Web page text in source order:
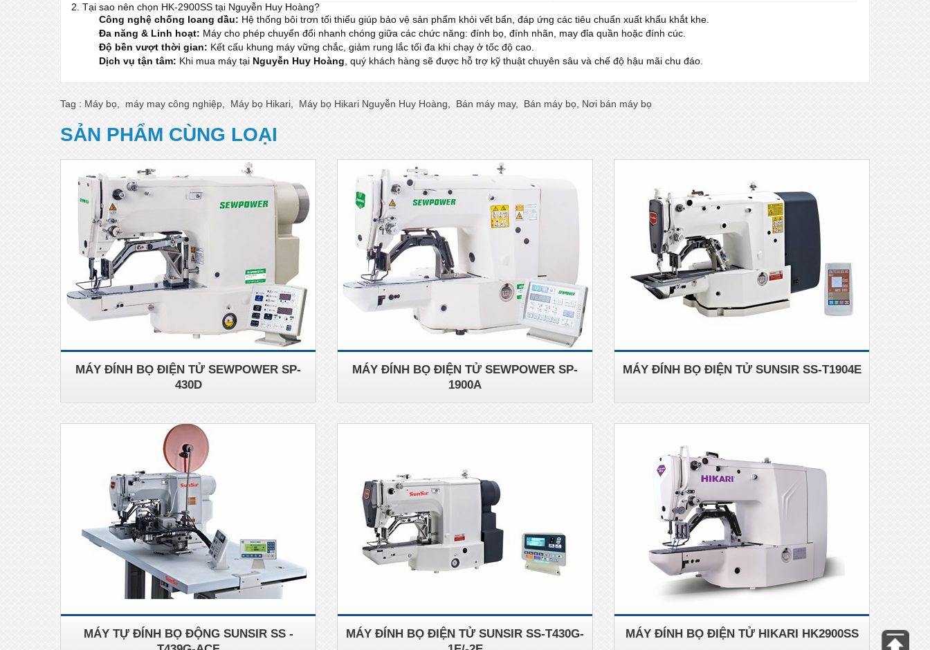
2. Tại sao nên chọn HK-2900SS tại Nguyễn Huy Hoàng?
Công nghệ chống loang dầu: Hệ thống bôi trơn tối thiểu giúp bảo vệ sản phẩm khỏi vết bẩn, đáp ứng các tiêu chuẩn xuất khẩu khắt khe.
Đa năng & Linh hoạt: Máy cho phép chuyển đổi nhanh chóng giữa các chức năng: đính bọ, đính nhãn, may đỉa quần hoặc đính cúc.
Độ bền vượt thời gian: Kết cấu khung máy vững chắc, giảm rung lắc tối đa khi chạy ở tốc độ cao.
Dịch vụ tận tâm: Khi mua máy tại Nguyễn Huy Hoàng , quý khách hàng sẽ được hỗ trợ kỹ thuật chuyên sâu và chế độ hậu mãi chu đáo.
Tag : Máy bọ máy may công nghiệp Máy bọ Hikari Máy bọ Hikari Nguyễn Huy Hoàng Bán máy may, Bán máy bọ Nơi bán máy bọ
SẢN PHẨM CÙNG LOẠI
MÁY ĐÍNH BỌ ĐIỆN TỬ SEWPOWER SP-
430D
MÁY ĐÍNH BỌ ĐIỆN TỬ SEWPOWER SP-
1900A
MÁY ĐÍNH BỌ ĐIỆN TỬ SUNSIR SS-T1904E
MÁY TỰ ĐÍNH BỌ ĐỘNG SUNSIR SS -
MÁY ĐÍNH BỌ ĐIỆN TỬ SUNSIR SS-T430G-
MÁY ĐÍNH BỌ ĐIỆN TỬ HIKARI HK2900SS